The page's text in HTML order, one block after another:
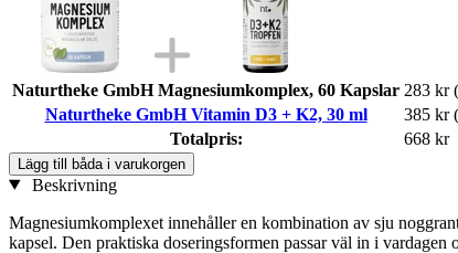
Naturtheke GmbH Magnesiumkomplex, 60 Kapslar 283 kr
Naturtheke GmbH Vitamin D3 + K2, 30 ml
385 kr
Totalpris:
668 kr
Lägg till båda i varukorgen
Beskrivning
Magnesiumkomplexet innehåller en kombination av sju
kapsel. Den praktiska doseringsformen passar väl in i